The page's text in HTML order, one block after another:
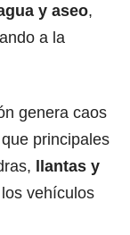
y aseo,
a la
genera caos
principales
llantas y
vehículos